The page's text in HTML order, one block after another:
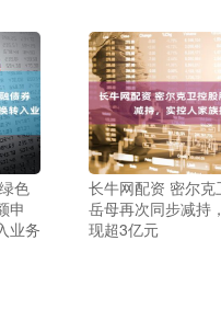
色
申
业务
长牛网配资 密尔
岳母再次同步减持
现超3亿元